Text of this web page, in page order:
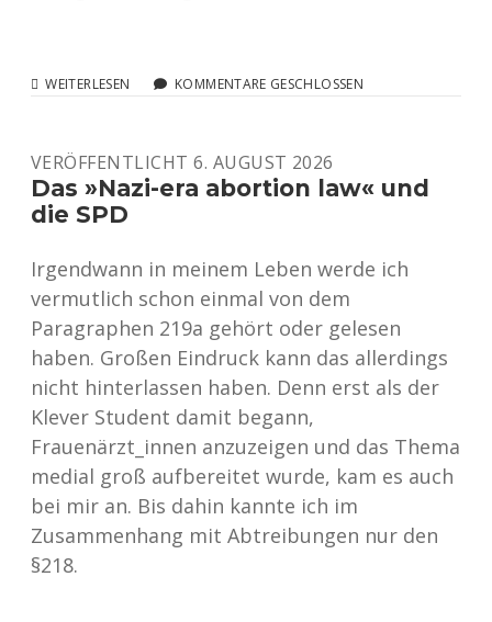
WEITERLESEN DER
DIE
LIEBSTE
HINTER
VON
ALICE
WEIDEL
KOMMENTARE GESCHLOSSEN
VERÖFFENTLICHT 6. AUGUST 2026
Das »Nazi-era abortion law« und
die SPD
Irgendwann in meinem Leben werde ich
vermutlich schon einmal von dem
Paragraphen 219a gehört oder gelesen
haben. Großen Eindruck kann das allerdings
nicht hinterlassen haben. Denn erst als der
Klever Student damit begann,
Frauenärzt_innen anzuzeigen und das Thema
medial groß aufbereitet wurde, kam es auch
bei mir an. Bis dahin kannte ich im
Zusammenhang mit Abtreibungen nur den
§218.